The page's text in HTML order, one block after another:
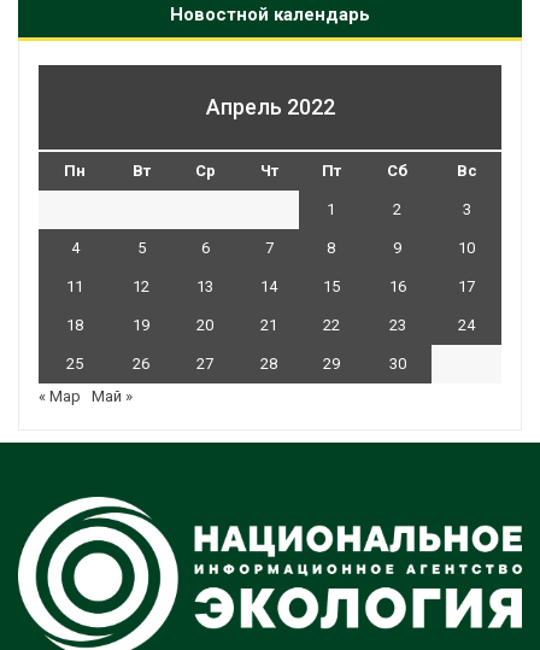
Новостной календарь
Апрель 2022
Пн Вт Ср Чт Пт Сб Вс
1 2 3
4 5 6 7 8 9 10
11 12 13 14 15 16 17
18 19 20 21 22 23 24
25 26 27 28 29
30
« Мар
Май »